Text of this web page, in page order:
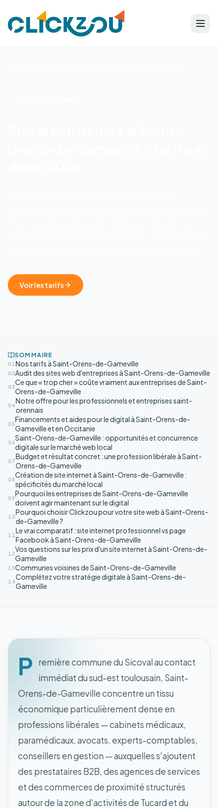
Voir les tarifs
SOMMAIRE
01 Nos tarifs à Saint-Orens-de-Gameville
02Audit des sites web d'entreprises à Saint-Orens-de-Gameville
03
Ce que « trop cher » coûte vraiment aux entreprises de Saint-
Orens-de-Gameville
04
Notre offre pour les professionnels et entreprises saint-
orennais
05
Financements et aides pour le digital à Saint-Orens-de-
Gameville et en Occitanie
06
Saint-Orens-de-Gameville : opportunités et concurrence
digitale sur le marché web local
07
Budget et résultat concret : une profession libérale à Saint-
Orens-de-Gameville
08
Création de site internet à Saint-Orens-de-Gameville :
spécificités du marché local
09
Pourquoi les entreprises de Saint-Orens-de-Gameville
doivent agir maintenant sur le digital
10
Pourquoi choisir Clickzou pour votre site web à Saint-Orens-
de-Gameville ?
11
Le vrai comparatif : site internet professionnel vs page
Facebook à Saint-Orens-de-Gameville
12
Vos questions sur les prix d'un site internet à Saint-Orens-de-
Gameville
13Communes voisines de Saint-Orens-de-Gameville
14
Complétez votre stratégie digitale à Saint-Orens-de-
Gameville
P
remière commune du Sicoval au contact
immédiat du sud-est toulousain, Saint-
Orens-de-Gameville concentre un tissu
économique particulièrement dense en
professions libérales — cabinets médicaux,
paramédicaux, avocats, experts-comptables,
conseillers en gestion — auxquelles s'ajoutent
des prestataires B2B, des agences de services
et des commerces de proximité structurés
autour de la zone d'activités de Tucard et du